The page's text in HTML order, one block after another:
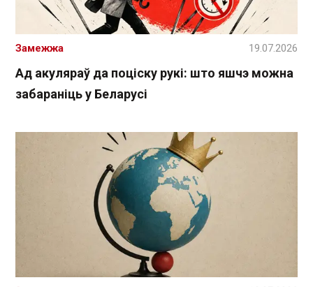
Ад акуляраў да поціску рукі: што яшчэ можна
забараніць у Беларусі
Замежжа 19.07.2026